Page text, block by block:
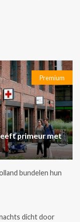
Premium
primeur met
bundelen hun
dicht door